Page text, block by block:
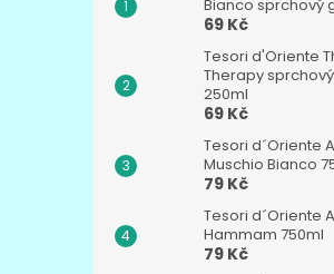
Bianco sprchový
69 Kč
Tesori d'Oriente
Therapy
250ml
69 Kč
Tesori d´Oriente
Muschio Bianco
79 Kč
Tesori d´Oriente
Hammam 750ml
79 Kč